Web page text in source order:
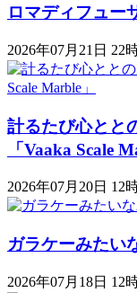
ロマディフュー
2026年07月21日 22
計るたび心とと
「Vaaka Scale
2026年07月20日 12
ガラケーみたい
2026年07月18日 12